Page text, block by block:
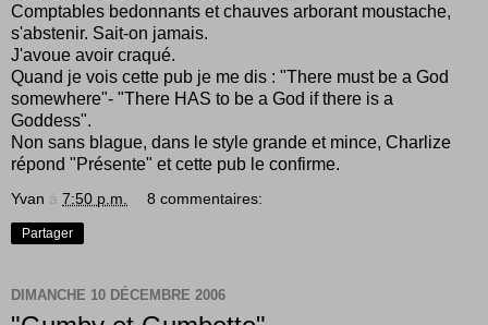
Comptables bedonnants et chauves arborant moustache,
s'abstenir. Sait-on jamais.
J'avoue avoir craqué.
Quand je vois cette pub je me dis : "There must be a God
somewhere"- "There HAS to be a God if there is a
Goddess".
Non sans blague, dans le style grande et mince, Charlize
répond "Présente" et cette pub le confirme.
Yvan à 7:50 p.m. 8 commentaires:
Partager
DIMANCHE 10 DÉCEMBRE 2006